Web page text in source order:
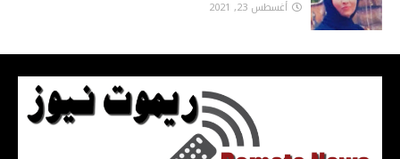
أغسطس 23, 2021